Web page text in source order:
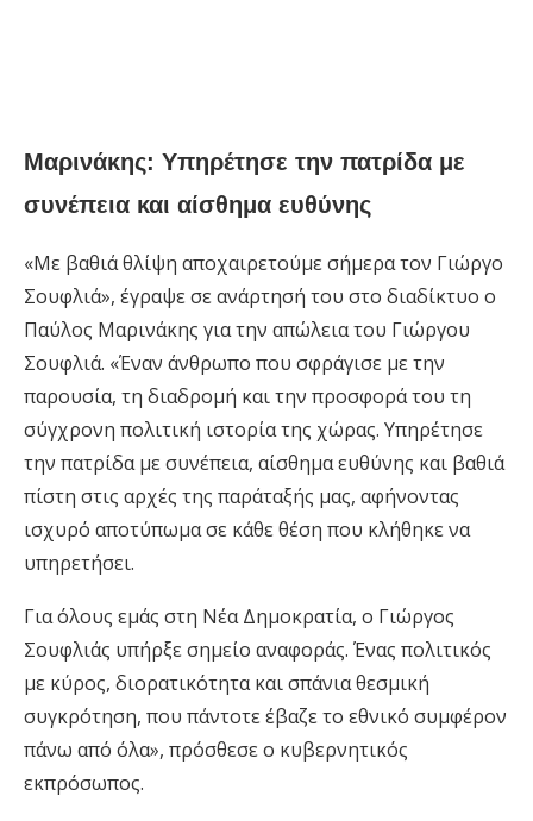
Μαρινάκης: Υπηρέτησε την πατρίδα με
συνέπεια και αίσθημα ευθύνης
«Με βαθιά θλίψη αποχαιρετούμε σήμερα τον Γιώργο
Σουφλιά», έγραψε σε ανάρτησή του στο διαδίκτυο ο
Παύλος Μαρινάκης για την απώλεια του Γιώργου
Σουφλιά. «Έναν άνθρωπο που σφράγισε με την
παρουσία, τη διαδρομή και την προσφορά του τη
σύγχρονη πολιτική ιστορία της χώρας. Υπηρέτησε
την πατρίδα με συνέπεια, αίσθημα ευθύνης και βαθιά
πίστη στις αρχές της παράταξής μας, αφήνοντας
ισχυρό αποτύπωμα σε κάθε θέση που κλήθηκε να
υπηρετήσει.
Για όλους εμάς στη Νέα Δημοκρατία, ο Γιώργος
Σουφλιάς υπήρξε σημείο αναφοράς. Ένας πολιτικός
με κύρος, διορατικότητα και σπάνια θεσμική
συγκρότηση, που πάντοτε έβαζε το εθνικό συμφέρον
πάνω από όλα», πρόσθεσε ο κυβερνητικός
εκπρόσωπος.